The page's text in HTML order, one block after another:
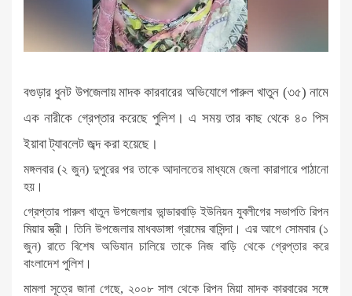
বগুড়ার ধুনট উপজেলায় মাদক কারবারের অভিযোগে পারুল খাতুন (৩৫) নামে
এক নারীকে গ্রেপ্তার করেছে পুলিশ। এ সময় তার কাছ থেকে ৪০ পিস
ইয়াবা ট্যাবলেট জব্দ করা হয়েছে।
মঙ্গলবার (২ জুন) দুপুরের পর তাকে আদালতের মাধ্যমে জেলা কারাগারে পাঠানো
হয়।
গ্রেপ্তার পারুল খাতুন উপজেলার ভান্ডারবাড়ি ইউনিয়ন যুবলীগের সভাপতি রিপন
মিয়ার স্ত্রী। তিনি উপজেলার মাধবডাঙ্গা গ্রামের বাসিন্দা। এর আগে সোমবার (১
জুন) রাতে বিশেষ অভিযান চালিয়ে তাকে নিজ বাড়ি থেকে গ্রেপ্তার করে
বাংলাদেশ পুলিশ।
মামলা সূত্রে জানা গেছে, ২০০৮ সাল থেকে রিপন মিয়া মাদক কারবারের সঙ্গে